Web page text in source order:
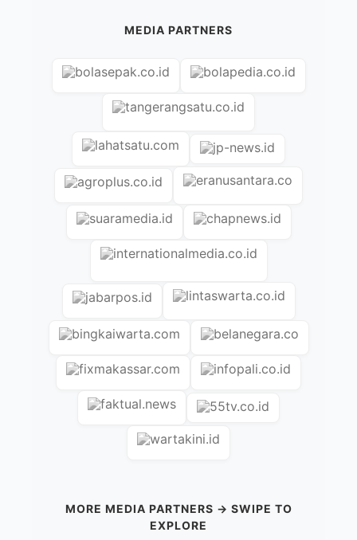
MEDIA PARTNERS
MORE MEDIA PARTNERS → SWIPE TO
EXPLORE